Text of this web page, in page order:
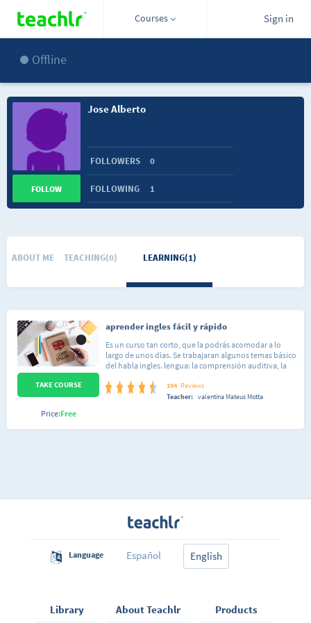
Courses Sign in
Offline
Jose Alberto
FOLLOWERS 0
FOLLOWING 1
FOLLOW
ABOUT ME TEACHING(0) LEARNING(1)
aprender ingles fácil y rápido
Es un curso tan corto, que la podrás acomodar a lo
largo de unos días. Se trabajaran algunos temas básico
del habla ingles. lengua: la comprensión auditiva, la
participación activa del alumno. curso de trabajo: no?
presenciales. el alumno llega a ser capaz de
194 Reviews
Teacher: valentina Mateus Motta
TAKE COURSE
Price:Free
Language Español English
Library About Teachlr Products